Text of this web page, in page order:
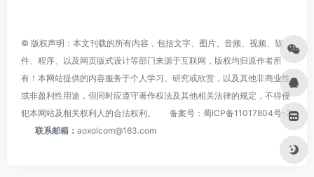
© 版权声明：本文刊载的所有内容，包括文字、图片、音频、视频、软
件、程序、以及网页版式设计等部门来源于互联网，版权均归原作者所
有！本网站提供的内容服务于个人学习、研究或欣赏，以及其他非商业性
或非盈利性用途，但同时应遵守著作权法及其他相关法律的规定，不得侵
犯本网站及相关权利人的合法权利。
备案号： 蜀ICP备11017804号-3
联系邮箱： aoxolcom@163.com